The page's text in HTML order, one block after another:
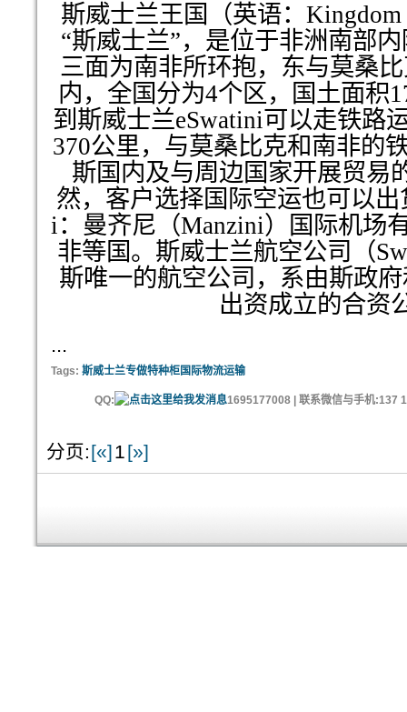
斯威士兰王国（英语：
“斯威士兰”，是位于非洲南部
三面为南非所环抱，东与莫桑
内，全国分为4个区，国土面积
到斯威士兰eSwatini可以走铁路
370公里，与莫桑比克和南非的
斯国内及与周边国家开展贸易
然，客户选择国际空运也可以出
i：曼齐尼（Manzini）国际机场
非等国。斯威士兰航空公司（
斯唯一的航空公司，系由斯政
出资成立的合资
...
Tags: 斯威士兰专做特种柜国际物流运输
QQ: 1695177008 | 联系微信与手机:137
分页:[«]1[»]